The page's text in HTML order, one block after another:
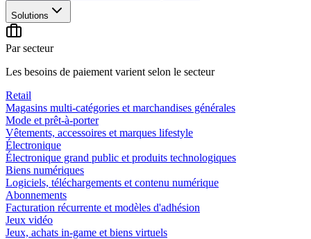
Solutions
Par secteur
Les besoins de paiement varient selon le secteur
Retail
Magasins multi-catégories et marchandises générales
Mode et prêt-à-porter
Vêtements, accessoires et marques lifestyle
Électronique
Électronique grand public et produits technologiques
Biens numériques
Logiciels, téléchargements et contenu numérique
Abonnements
Facturation récurrente et modèles d'adhésion
Jeux vidéo
Jeux, achats in-game et biens virtuels